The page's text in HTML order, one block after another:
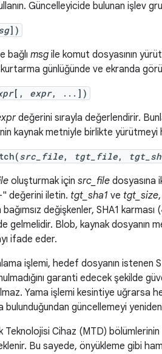
Güncelleyicide bulunan işlev
])
bağlı msg ile komut dosyasının
günlüğünde ve ekranda
[, expr, ...])
değerini sırayla değerlendirir.
kaynak metniyle birlikte yürütmeyi
src_file, tgt_file,
oluşturmak için src_file dosyasına
değerini iletin. tgt_sha1 ve tgt_size
bağımsız değişkenler, SHA1
gelmelidir. Blob, kaynak dosyanın
ifade eder.
işlemi, hedef dosyanın istenen
garanti edecek şekilde
Yama işlemi kesintiye
bulunduğundan güncellemeyi
Teknolojisi Cihaz (MTD)
Bu sayede, önyükleme gibi